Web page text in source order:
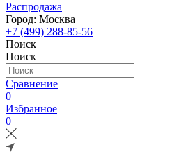
Распродажа
Город: Москва
+7 (499) 288-85-56
Поиск
Поиск
Сравнение
0
Избранное
0